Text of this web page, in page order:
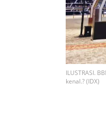
ILUSTRASI.
kenal.? (IDX)